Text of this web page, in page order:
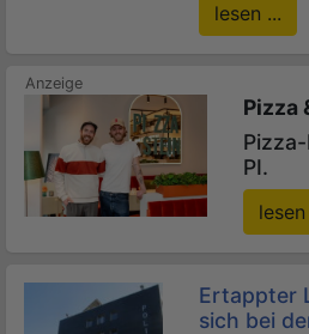
lesen ...
Pizza
PI.
lesen
Ertappter
sich bei